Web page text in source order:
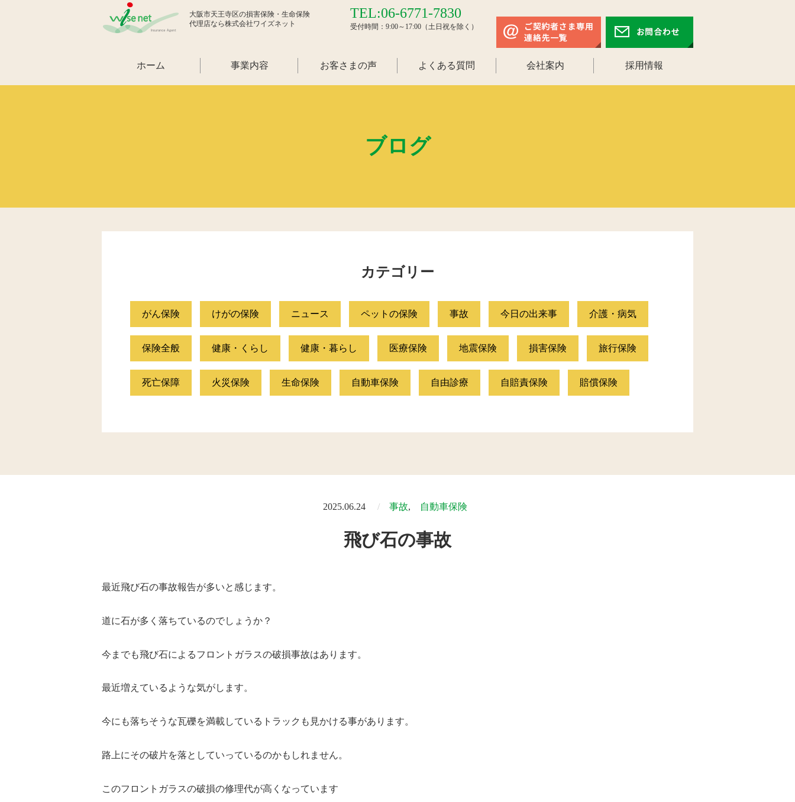
大阪市天王寺区の損害保険・生命保険
代理店なら株式会社ワイズネット
TEL:06-6771-7830
受付時間：9:00～17:00（土日祝を除く）
ホーム 事業内容 お客さまの声 よくある質問 会社案内 採用情報
ブログ
カテゴリー
がん保険 けがの保険 ニュース ペットの保険 事故 今日の出来事 介護・病気
保険全般 健康・くらし 健康・暮らし 医療保険 地震保険 損害保険 旅行保険
死亡保障 火災保険 生命保険 自動車保険 自由診療 自賠責保険 賠償保険
2025.06.24 事故 自動車保険
飛び石の事故
最近飛び石の事故報告が多いと感じます。
道に石が多く落ちているのでしょうか？
今までも飛び石によるフロントガラスの破損事故はあります。
最近増えているような気がします。
今にも落ちそうな瓦礫を満載しているトラックも見かける事があります。
路上にその破片を落としていっているのかもしれません。
このフロントガラスの破損の修理代が高くなっています